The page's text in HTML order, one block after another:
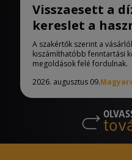
Visszaesett a
kereslet a
A szakértők szerint a
kiszámíthatóbb fenntartási
megoldások felé fordulnak.
2026. augusztus 09.